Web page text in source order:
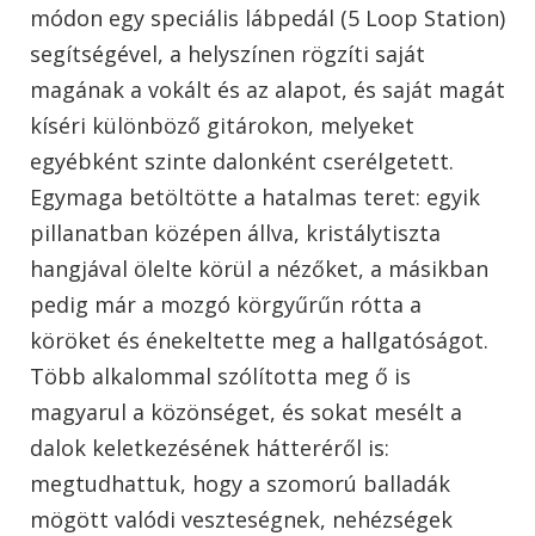
módon egy speciális lábpedál (5 Loop Station)
segítségével, a helyszínen rögzíti saját
magának a vokált és az alapot, és saját magát
kíséri különböző gitárokon, melyeket
egyébként szinte dalonként cserélgetett.
Egymaga betöltötte a hatalmas teret: egyik
pillanatban középen állva, kristálytiszta
hangjával ölelte körül a nézőket, a másikban
pedig már a mozgó körgyűrűn rótta a
köröket és énekeltette meg a hallgatóságot.
Több alkalommal szólította meg ő is
magyarul a közönséget, és sokat mesélt a
dalok keletkezésének hátteréről is:
megtudhattuk, hogy a szomorú balladák
mögött valódi veszteségnek, nehézségek